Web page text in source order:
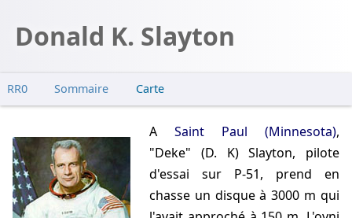
Donald K. Slayton
RR0 Sommaire Carte
Saint Paul (Minnesota),
"Deke" (D. K) Slayton, pilote
d'essai sur P-51, prend en
chasse un disque à 3000 m qui